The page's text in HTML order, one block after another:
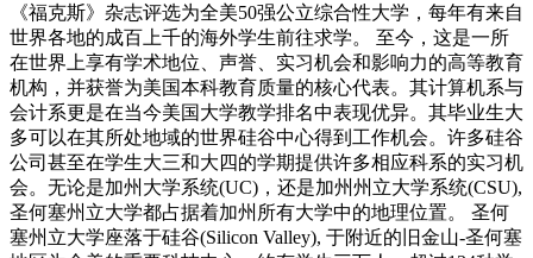
《福克斯》杂志评选为全美50强公立综合性大学，每年有来自
世界各地的成百上千的海外学生前往求学。 至今，这是一所
在世界上享有学术地位、声誉、实习机会和影响力的高等教育
机构，并获誉为美国本科教育质量的核心代表。其计算机系与
会计系更是在当今美国大学教学排名中表现优异。其毕业生大
多可以在其所处地域的世界硅谷中心得到工作机会。许多硅谷
公司甚至在学生大三和大四的学期提供许多相应科系的实习机
会。无论是加州大学系统(UC)，还是加州州立大学系统(CSU),
圣何塞州立大学都占据着加州所有大学中的地理位置。 圣何
塞州立大学座落于硅谷(Silicon Valley), 于附近的旧金山-圣何塞